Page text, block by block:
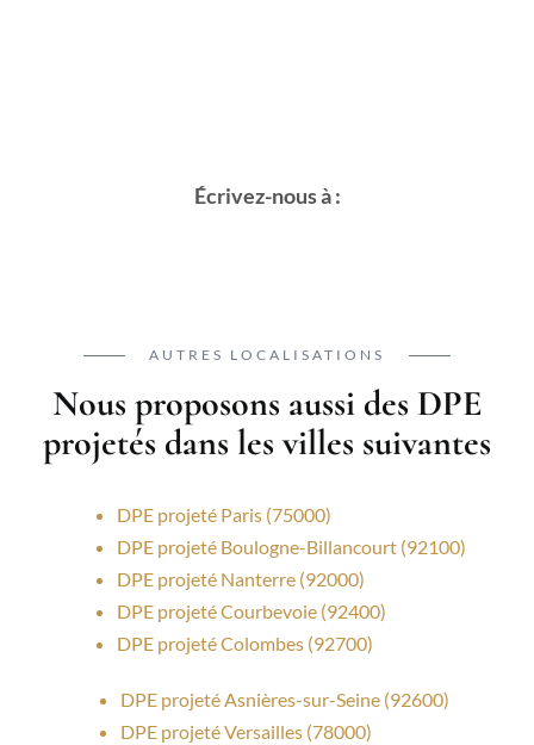
Écrivez-nous à :
AUTRES LOCALISATIONS
Nous proposons aussi des DPE
projetés dans les villes suivantes
DPE projeté Paris (75000)
DPE projeté Boulogne-Billancourt (92100)
DPE projeté Nanterre (92000)
DPE projeté Courbevoie (92400)
DPE projeté Colombes (92700)
DPE projeté Asnières-sur-Seine (92600)
DPE projeté Versailles (78000)